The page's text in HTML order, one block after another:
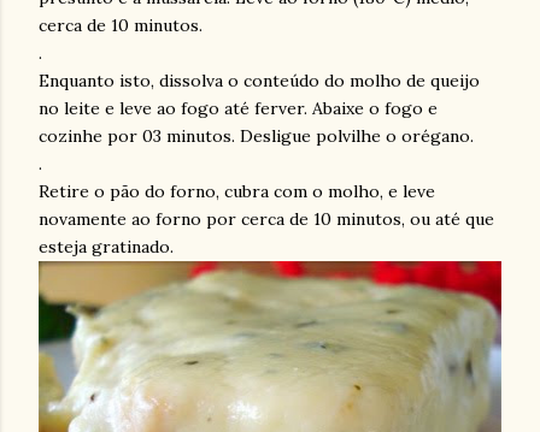
cerca de 10 minutos.
.
Enquanto isto, dissolva o conteúdo do molho de queijo
no leite e leve ao fogo até ferver. Abaixe o fogo e
cozinhe por 03 minutos. Desligue polvilhe o orégano.
.
Retire o pão do forno, cubra com o molho, e leve
novamente ao forno por cerca de 10 minutos, ou até que
esteja gratinado.